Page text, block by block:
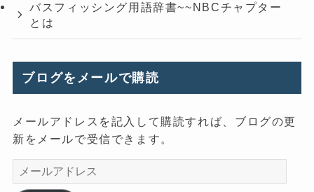
バスフィッシング用語辞書~~NBCチャプター
とは
ブログをメールで購読
メールアドレスを記入して購読すれば、ブログの更
新をメールで受信できます。
メ
ー